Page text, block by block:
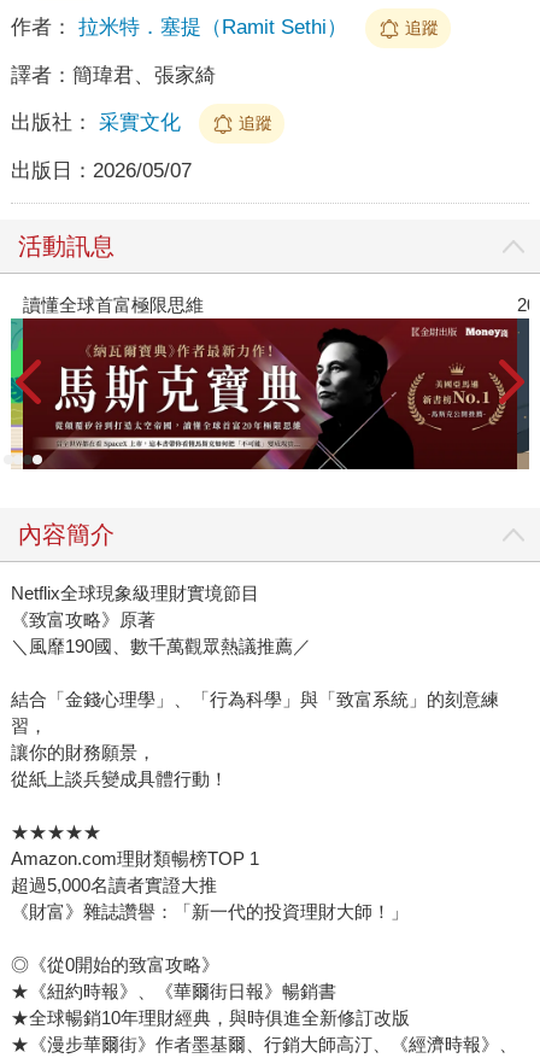
作者： 拉米特．塞提（Ramit Sethi） 追蹤
譯者： 簡瑋君、張家綺
出版社： 采實文化 追蹤
出版日： 2026/05/07
活動訊息
讀懂全球首富極限思維
內容簡介
Netflix全球現象級理財實境節目
《致富攻略》原著
＼風靡190國、數千萬觀眾熱議推薦／
結合「金錢心理學」、「行為科學」與「致富系統」的刻意練
習，
讓你的財務願景，
從紙上談兵變成具體行動！
★★★★★
Amazon.com理財類暢榜TOP 1
超過5,000名讀者實證大推
《財富》雜誌讚譽：「新一代的投資理財大師！」
◎《從0開始的致富攻略》
★《紐約時報》、《華爾街日報》暢銷書
★全球暢銷10年理財經典，與時俱進全新修訂改版
★《漫步華爾街》作者墨基爾、行銷大師高汀、《經濟時報》、